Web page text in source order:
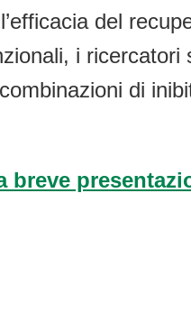
del
i
di
breve